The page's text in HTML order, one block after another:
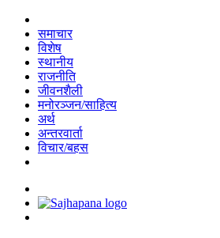
समाचार
विशेष
स्थानीय
राजनीति
जीवनशैली
मनोरञ्जन/साहित्य
अर्थ
अन्तरवार्ता
विचार/बहस